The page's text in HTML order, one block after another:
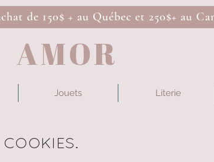
de 150$ + au Québec et 250$+ au
AMOR
Jouets Literie
COOKIES.